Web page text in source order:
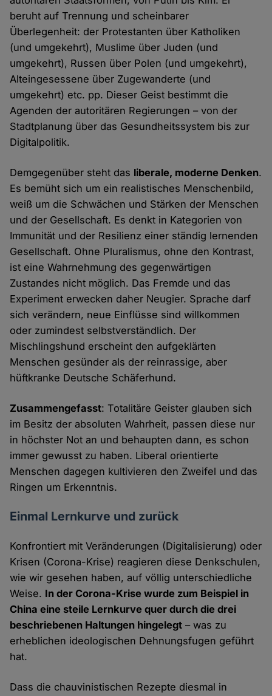
beruht auf Trennung und scheinbarer
Überlegenheit: der Protestanten über Katholiken
(und umgekehrt), Muslime über Juden (und
umgekehrt), Russen über Polen (und umgekehrt),
Alteingesessene über Zugewanderte (und
umgekehrt) etc. pp. Dieser Geist bestimmt die
Agenden der autoritären Regierungen – von der
Stadtplanung über das Gesundheitssystem bis zur
Digitalpolitik.
Demgegenüber steht das liberale, moderne Denken.
Es bemüht sich um ein realistisches Menschenbild,
weiß um die Schwächen und Stärken der Menschen
und der Gesellschaft. Es denkt in Kategorien von
Immunität und der Resilienz einer ständig lernenden
Gesellschaft. Ohne Pluralismus, ohne den Kontrast,
ist eine Wahrnehmung des gegenwärtigen
Zustandes nicht möglich. Das Fremde und das
Experiment erwecken daher Neugier. Sprache darf
sich verändern, neue Einflüsse sind willkommen
oder zumindest selbstverständlich. Der
Mischlingshund erscheint den aufgeklärten
Menschen gesünder als der reinrassige, aber
hüftkranke Deutsche Schäferhund.
Zusammengefasst: Totalitäre Geister glauben sich
im Besitz der absoluten Wahrheit, passen diese nur
in höchster Not an und behaupten dann, es schon
immer gewusst zu haben. Liberal orientierte
Menschen dagegen kultivieren den Zweifel und das
Ringen um Erkenntnis.
Einmal Lernkurve und zurück
Konfrontiert mit Veränderungen (Digitalisierung) oder
Krisen (Corona-Krise) reagieren diese Denkschulen,
wie wir gesehen haben, auf völlig unterschiedliche
Weise. In der Corona-Krise wurde zum Beispiel in
China eine steile Lernkurve quer durch die drei
beschriebenen Haltungen hingelegt – was zu
erheblichen ideologischen Dehnungsfugen geführt
hat.
Dass die chauvinistischen Rezepte diesmal in